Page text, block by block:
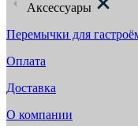
Аксессуары
Перемычки для
Оплата
Доставка
О компании